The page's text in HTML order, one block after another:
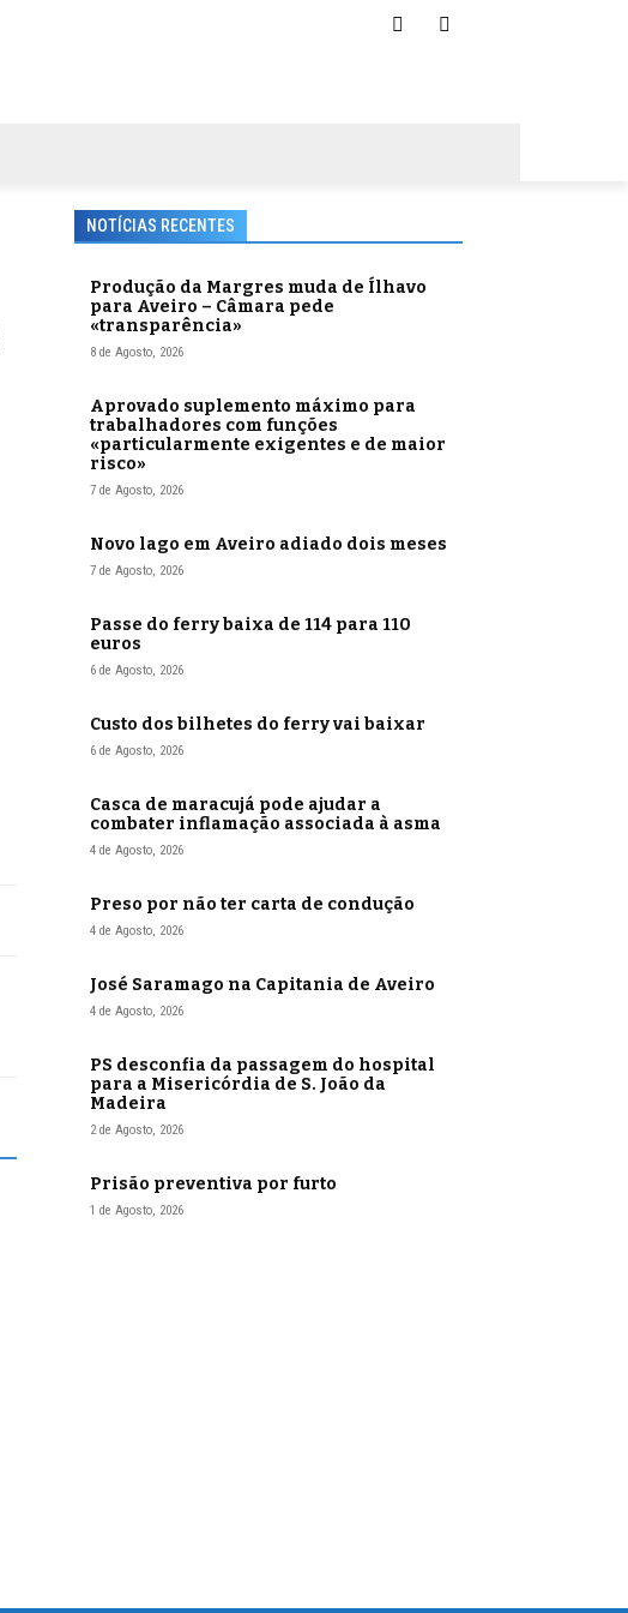
NOTÍCIAS RECENTES
Produção da Margres muda de Ílhavo
para Aveiro – Câmara pede
«transparência»
8 de Agosto, 2026
Aprovado suplemento máximo para
trabalhadores com funções
«particularmente exigentes e de maior
risco»
7 de Agosto, 2026
Novo lago em Aveiro adiado dois meses
7 de Agosto, 2026
Passe do ferry baixa de 114 para 110
euros
6 de Agosto, 2026
Custo dos bilhetes do ferry vai baixar
6 de Agosto, 2026
Casca de maracujá pode ajudar a
combater inflamação associada à asma
4 de Agosto, 2026
Preso por não ter carta de condução
4 de Agosto, 2026
José Saramago na Capitania de Aveiro
4 de Agosto, 2026
PS desconfia da passagem do hospital
para a Misericórdia de S. João da
Madeira
2 de Agosto, 2026
Prisão preventiva por furto
1 de Agosto, 2026